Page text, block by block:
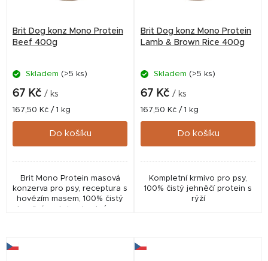
Brit Dog konz Mono Protein
Beef 400g
Skladem (>5 ks)
67 Kč / ks
Měrná
cena:
167,50 Kč / 1 kg
Do košíku
Brit Mono Protein masová
konzerva pro psy, receptura s
hovězím masem, 100% čistý
hovězí protein, vhodné pro
Brit Dog konz Mono Protein
Lamb & Brown Rice 400g
Skladem (>5 ks)
67 Kč / ks
Měrná
cena:
167,50 Kč / 1 kg
Do košíku
Kompletní krmivo pro psy,
100% čistý jehněčí protein s
rýží